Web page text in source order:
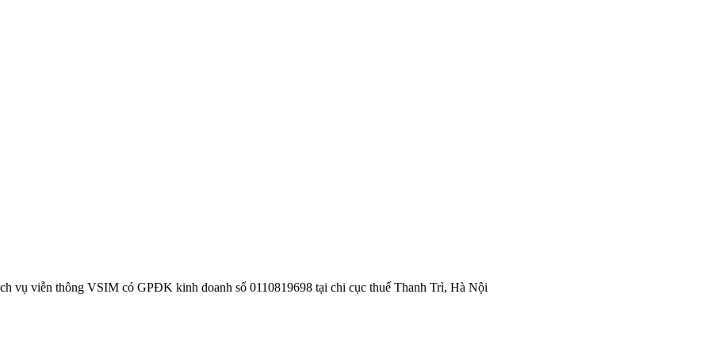
vụ viễn thông VSIM có GPĐK kinh doanh số 0110819698 tại chi cục thuế Thanh Trì, Hà Nội